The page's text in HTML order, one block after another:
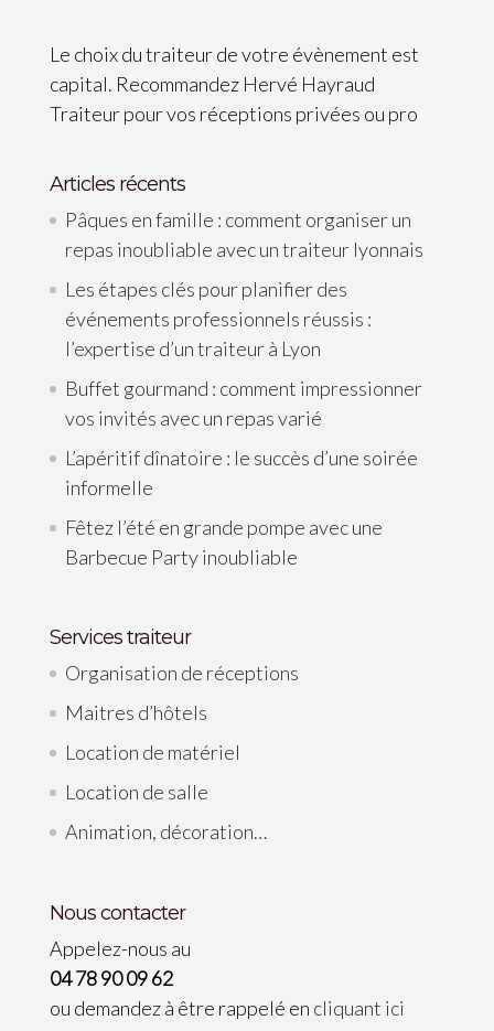
Le choix du traiteur de votre évènement est
capital. Recommandez Hervé Hayraud
Traiteur pour vos réceptions privées ou pro
Articles récents
Pâques en famille : comment organiser un
repas inoubliable avec un traiteur lyonnais
Les étapes clés pour planifier des
événements professionnels réussis :
l’expertise d’un traiteur à Lyon
Buffet gourmand : comment impressionner
vos invités avec un repas varié
L’apéritif dînatoire : le succès d’une soirée
informelle
Fêtez l’été en grande pompe avec une
Barbecue Party inoubliable
Services traiteur
Organisation de réceptions
Maitres d’hôtels
Location de matériel
Location de salle
Animation, décoration…
Nous contacter
Appelez-nous au
04 78 90 09 62
ou demandez à être rappelé en cliquant ici